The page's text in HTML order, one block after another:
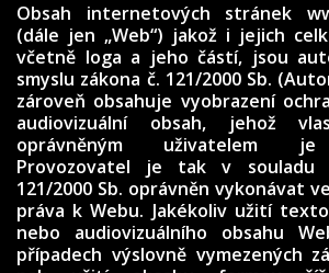
Obsah internetových stránek
(dále jen „Web“) jakož i jejich
včetně loga a jeho částí, jsou
smyslu zákona č. 121/2000 Sb.
zároveň obsahuje vyobrazení
audiovizuální obsah, jehož
oprávněným uživatelem je
Provozovatel je tak v souladu
121/2000 Sb. oprávněn vykonávat
práva k Webu. Jakékoliv užití
nebo audiovizuálního obsahu
případech výslovně vymezených